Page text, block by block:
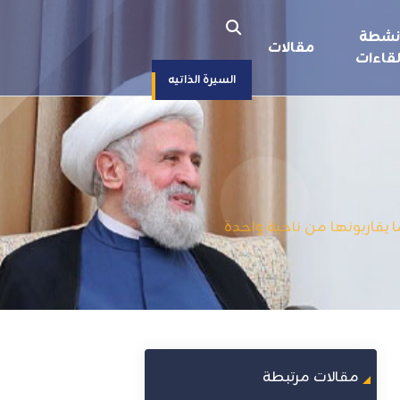
مقالات
السيرة الذاتيه
من ناحية واحدة
مقالات مرتبطة